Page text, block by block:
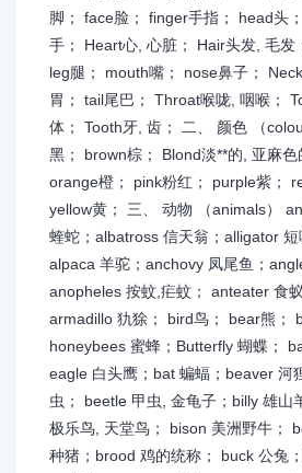
脚； face脸； finger手指； head头
手； Heart心, 心脏； Hair头发, 毛发
leg腿； mouth嘴； nose鼻子；
胃； tail尾巴； Throat喉咙, 咽喉；
体； Tooth牙, 齿； 二、 颜色 （
黑； brown棕； Blond淡**的, 亚麻色
orange橙； pink粉红； purple紫；
yellow黄； 三、 动物 （animals）
蝰蛇；albatross 信天翁；alligator 短
alpaca 羊驼；anchovy 凤尾鱼；
anopheles 按蚊,疟蚊； anteater 食
armadillo 犰狳； bird鸟； bear熊；
honeybees 蜜蜂；Butterfly 蝴蝶；
eagle 白头鹰；bat 蝙蝠；beaver 河
虫； beetle 甲虫, 金龟子；billy 雄山
极乐鸟, 天堂鸟； bison 美洲野牛；
种猪；brood 鸡的统称； buck 公兔